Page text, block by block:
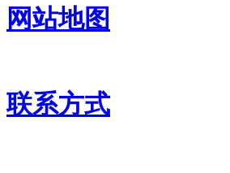
网站地图
联系方式